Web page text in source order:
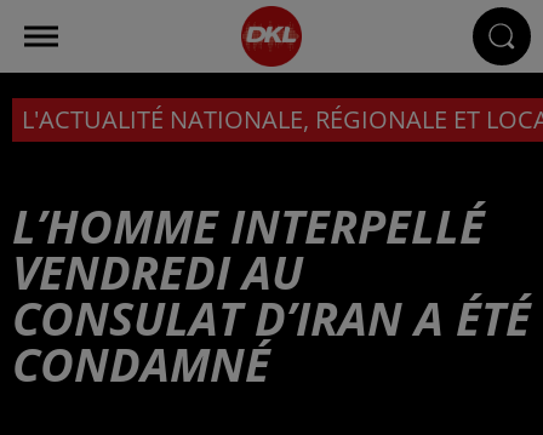
L'ACTUALITÉ NATIONALE, RÉGIONALE ET
L’HOMME INTERPELLÉ
VENDREDI AU
CONSULAT D’IRAN A ÉTÉ
CONDAMNÉ